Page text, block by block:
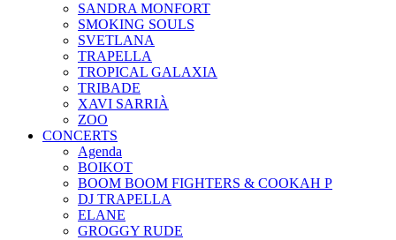
SANDRA MONFORT
SMOKING SOULS
SVETLANA
TRAPELLA
TROPICAL GALAXIA
TRIBADE
XAVI SARRIÀ
ZOO
CONCERTS
Agenda
BOIKOT
BOOM BOOM FIGHTERS & COOKAH P
DJ TRAPELLA
ELANE
GROGGY RUDE